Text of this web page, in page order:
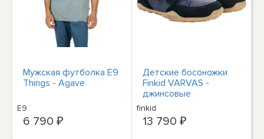
Мужская футболка E9
Things - Agave
E9
6 790 ₽
Детские босоножки
Finkid VARVAS -
джинсовые
finkid
13 790 ₽